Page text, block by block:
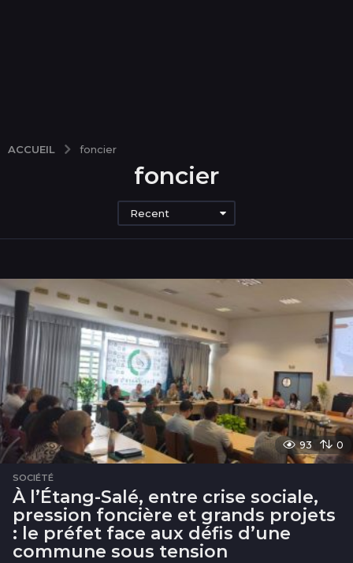
ACCUEIL foncier
foncier
Recent
93 0
SOCIÉTÉ
À l’Étang-Salé, entre crise sociale,
pression foncière et grands projets
: le préfet face aux défis d’une
commune sous tension